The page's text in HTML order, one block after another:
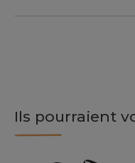
Ils pourraient